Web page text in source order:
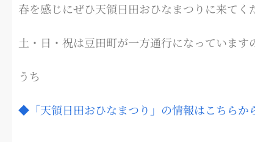
春を感じにぜひ天領日田おひなまつりに来てく
土・日・祝は豆田町が一方通行になっています
うち
◆「天領日田おひなまつり」の情報はこちらか